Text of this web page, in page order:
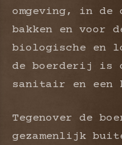
omgeving, in de
bakken en voor
biologische en
de boerderij is
sanitair en een
Tegenover de
gezamenlijk